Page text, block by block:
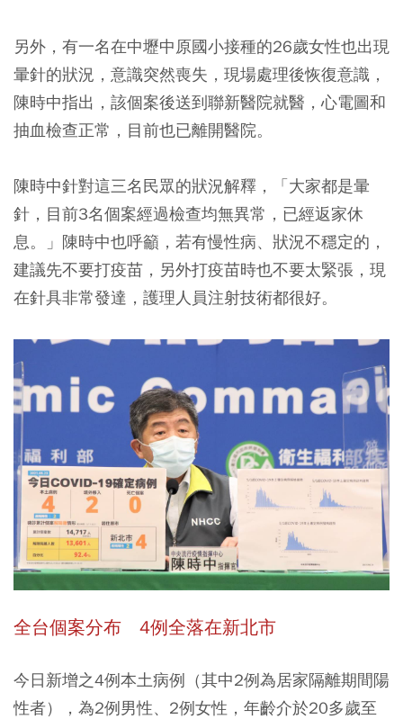
另外，有一名在中壢中原國小接種的26歲女性也出現
暈針的狀況，意識突然喪失，現場處理後恢復意識，
陳時中指出，該個案後送到聯新醫院就醫，心電圖和
抽血檢查正常，目前也已離開醫院。
陳時中針對這三名民眾的狀況解釋，「大家都是暈
針，目前3名個案經過檢查均無異常，已經返家休
息。」陳時中也呼籲，若有慢性病、狀況不穩定的，
建議先不要打疫苗，另外打疫苗時也不要太緊張，現
在針具非常發達，護理人員注射技術都很好。
全台個案分布 4例全落在新北市
今日新增之4例本土病例（其中2例為居家隔離期間陽
性者），為2例男性、2例女性，年齡介於20多歲至